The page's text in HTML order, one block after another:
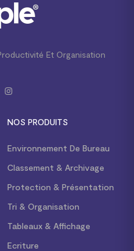
Et Organisation
NOS PRODUITS
Environnement De Bureau
Classement & Archivage
Protection & Présentation
Tri & Organisation
Tableaux & Affichage
Ecriture